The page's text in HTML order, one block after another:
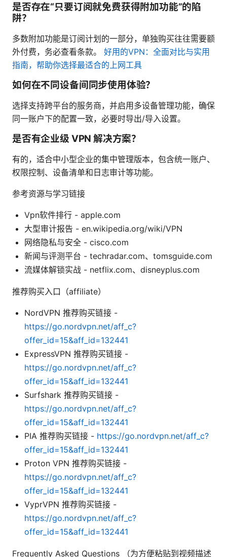
是否存在“只要订阅就免费获得附加功能”的陷
阱？
多数附加功能是订阅计划的一部分，单独购买往往需要额
外付费，务必查看条款。 好用的VPN：全面对比与实用
指南，帮助你选择最适合的上网工具
如何在不同设备间同步使用体验？
选择支持跨平台的服务商，并启用多设备管理功能，确保
同一账户下的配置一致，必要时导出/导入设置。
是否有企业级 VPN 解决方案？
有的，适合中小型企业的集中管理版本，包含统一账户、
权限控制、设备清单和日志审计等功能。
参考资源与学习链接
Vpn软件排行 - apple.com
大型审计报告 - en.wikipedia.org/wiki/VPN
网络隐私与安全 - cisco.com
新闻与评测平台 - techradar.com、tomsguide.com
流媒体解锁实战 - netflix.com、disneyplus.com
推荐购买入口（affiliate）
NordVPN 推荐购买链接 -
https://go.nordvpn.net/aff_c?
offer_id=15&aff_id=132441
ExpressVPN 推荐购买链接 -
https://go.nordvpn.net/aff_c?
offer_id=15&aff_id=132441
Surfshark 推荐购买链接 -
https://go.nordvpn.net/aff_c?
offer_id=15&aff_id=132441
PIA 推荐购买链接 - https://go.nordvpn.net/aff_c?
offer_id=15&aff_id=132441
Proton VPN 推荐购买链接 -
https://go.nordvpn.net/aff_c?
offer_id=15&aff_id=132441
VyprVPN 推荐购买链接 -
https://go.nordvpn.net/aff_c?
offer_id=15&aff_id=132441
Frequently Asked Questions （为方便粘贴到视频描述